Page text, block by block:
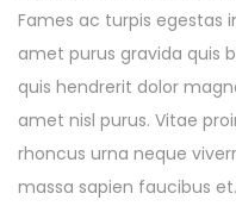
Fames ac turpis egestas
amet purus gravida quis
quis hendrerit dolor
amet nisl purus. Vitae
rhoncus urna neque
massa sapien faucibus